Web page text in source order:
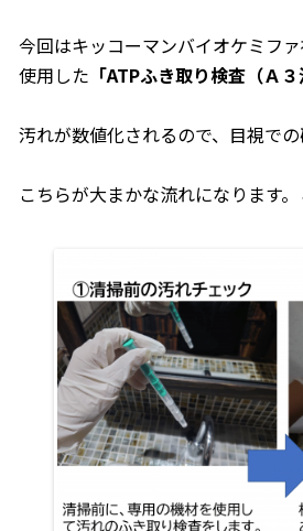
今回はキッコーマンバイオケミフ
使用した 「ATPふき取り検査（Ａ３
汚れが数値化されるので、目視で
こちらが大まかな流れになります